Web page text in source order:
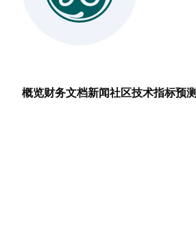
概览财务文档新闻社区技术指标预测